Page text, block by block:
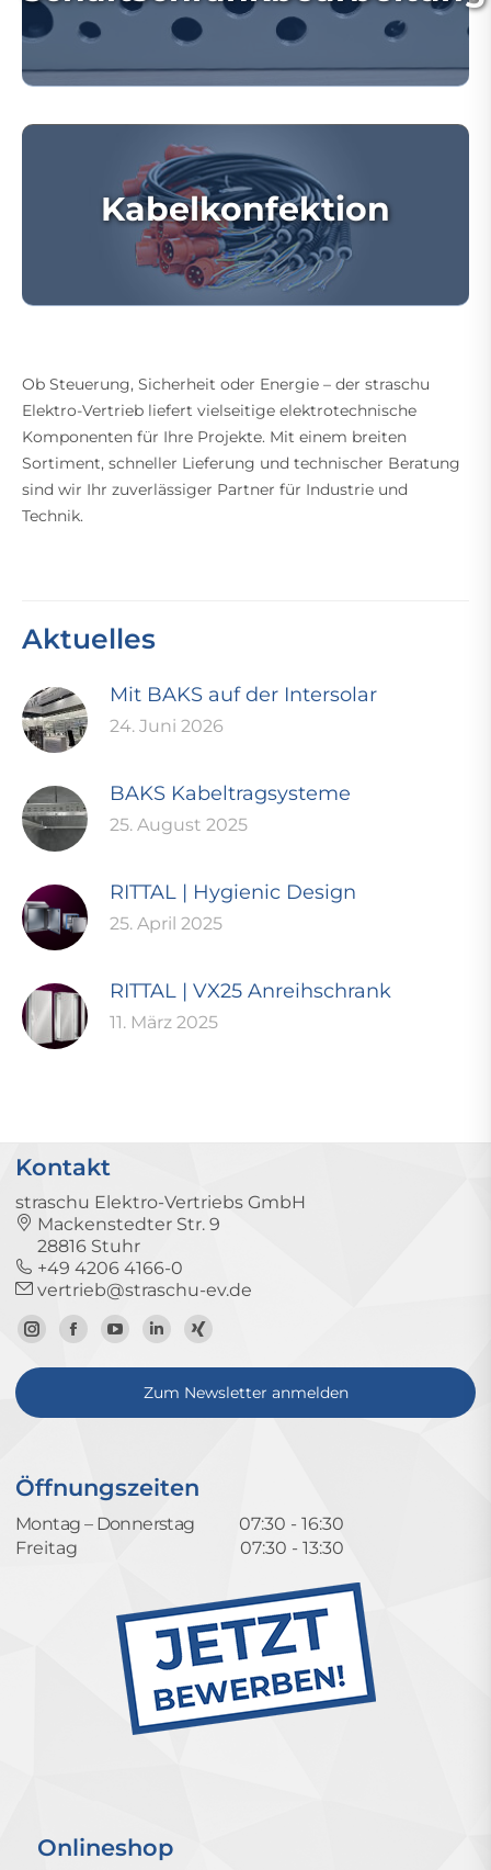
Kabelkonfektion
Ob Steuerung, Sicherheit oder Energie – der straschu
Elektro-Vertrieb liefert vielseitige elektrotechnische
Komponenten für Ihre Projekte. Mit einem breiten
Sortiment, schneller Lieferung und technischer Beratung
sind wir Ihr zuverlässiger Partner für Industrie und
Technik.
Aktuelles
Mit BAKS auf der Intersolar
24. Juni 2026
BAKS Kabeltragsysteme
25. August 2025
RITTAL | Hygienic Design
25. April 2025
RITTAL | VX25 Anreihschrank
11. März 2025
Kontakt
straschu Elektro-Vertriebs GmbH
Mackenstedter Str. 9
28816 Stuhr
+49 4206 4166-0
vertrieb@straschu-ev.de
Zum
Instagram-
Zur
Facebook-
Zum
YouTube-
Kanal
Zum
LinkedIn-
Profil
Zum
Xing-
Profil
Zum Newsletter anmelden
Öffnungszeiten
Montag – Donnerstag
07:30 - 16:30
Freitag
07:30 - 13:30
Onlineshop